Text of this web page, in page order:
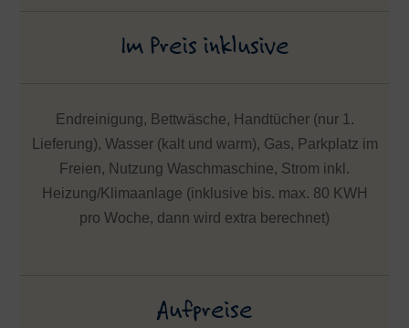
Im Preis inklusive
Endreinigung, Bettwäsche, Handtücher (nur 1.
Lieferung), Wasser (kalt und warm), Gas, Parkplatz im
Freien, Nutzung Waschmaschine, Strom inkl.
Heizung/Klimaanlage (inklusive bis. max. 80 KWH
pro Woche, dann wird extra berechnet)
Aufpreise